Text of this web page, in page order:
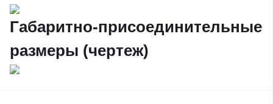
Габаритно-присоединительные
размеры (чертеж)